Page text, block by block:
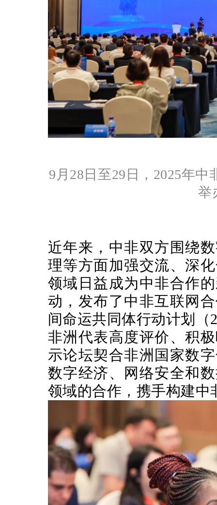
9月28日至29日，2025年
举
近年来，中非双方围绕
理等方面加强交流、深
领域日益成为中非合作
动，发布了中非互联网
间命运共同体行动计划（
非洲代表高度评价、积
示论坛契合非洲国家数
数字经济、网络安全和
领域的合作，携手构建